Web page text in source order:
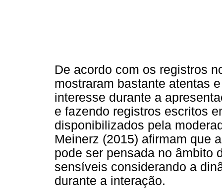
De acordo com os registros
mostraram bastante atentas
interesse durante a
e fazendo registros escritos
disponibilizados pela
Meinerz (2015) afirmam que
pode ser pensada no âmbito
sensíveis considerando a
durante a interação.